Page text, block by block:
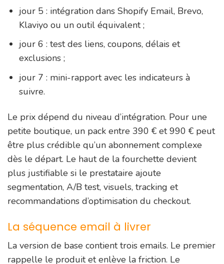
jour 5 : intégration dans Shopify Email, Brevo,
Klaviyo ou un outil équivalent ;
jour 6 : test des liens, coupons, délais et
exclusions ;
jour 7 : mini-rapport avec les indicateurs à
suivre.
Le prix dépend du niveau d’intégration. Pour une
petite boutique, un pack entre 390 € et 990 € peut
être plus crédible qu’un abonnement complexe
dès le départ. Le haut de la fourchette devient
plus justifiable si le prestataire ajoute
segmentation, A/B test, visuels, tracking et
recommandations d’optimisation du checkout.
La séquence email à livrer
La version de base contient trois emails. Le premier
rappelle le produit et enlève la friction. Le